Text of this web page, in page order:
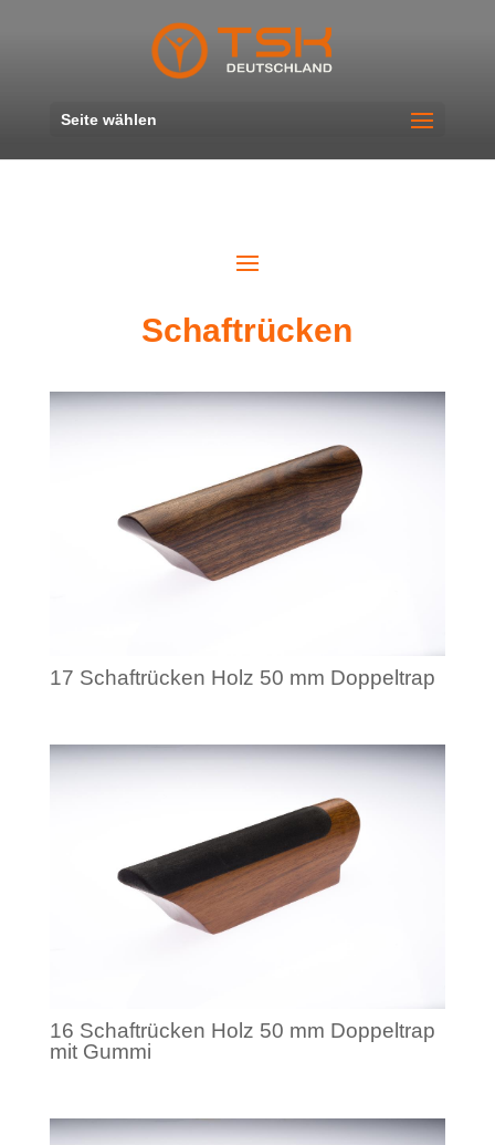
Seite wählen
Schaftrücken
17 Schaftrücken Holz 50 mm Doppeltrap
16 Schaftrücken Holz 50 mm Doppeltrap
mit Gummi